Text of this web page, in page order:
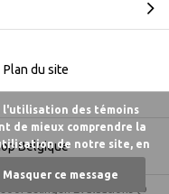
Belgique
Plan du site
Évaluations @
l'utilisation des témoins
de mieux comprendre la
de notre site, en
Masquer ce message